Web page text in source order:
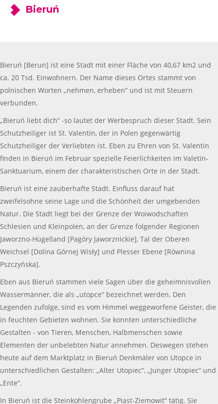
Bieruń
Bieruń [Berun] ist eine Stadt mit einer Fläche von 40,67 km2 und
ca. 20 Tsd. Einwohnern. Der Name dieses Ortes stammt von
polnischen Worten „nehmen, erheben“ und ist mit Steuern
verbunden.
„Bieruń liebt dich“ -so lautet der Werbespruch dieser Stadt. Sein
Schutzheiliger ist St. Valentin, der in Polen gegenwärtig
Schutzheiliger der Verliebten ist. Eben zu Ehren von St. Valentin
finden in Bieruń im Februar spezielle Feierlichkeiten im Valetin-
Sanktuarium, einem der charakteristischen Orte in der Stadt.
Bieruń ist eine zauberhafte Stadt. Einfluss darauf hat
zweifelsohne seine Lage und die Schönheit der umgebenden
Natur. Die Stadt liegt bei der Grenze der Woiwodschaften
Schlesien und Kleinpolen, an der Grenze folgender Regionen
Jaworzno-Hügelland [Pagóry Jaworznickie], Tal der Oberen
Weichsel [Dolina Górnej Wisły] und Plesser Ebene [Równina
Pszczyńska].
Eben aus Bieruń stammen viele Sagen über die geheimnisvollen
Wassermänner, die als „utopce“ bezeichnet werden. Den
Legenden zufolge, sind es vom Himmel weggeworfene Geister, die
in feuchten Gebieten wohnen. Sie konnten unterschiedliche
Gestalten - von Tieren, Menschen, Halbmenschen sowie
Elementen der unbelebten Natur annehmen. Deswegen stehen
heute auf dem Marktplatz in Bieruń Denkmäler von Utopce in
unterschiedlichen Gestalten: „Alter Utopiec“, „Junger Utopiec“ und
„Ente“.
In Bieruń ist die Steinkohlengrube „Piast-Ziemowit“ tätig. Sie